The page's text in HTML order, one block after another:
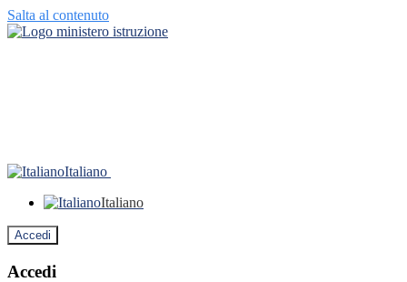
Salta al contenuto
Italiano
Italiano
Accedi
Accedi